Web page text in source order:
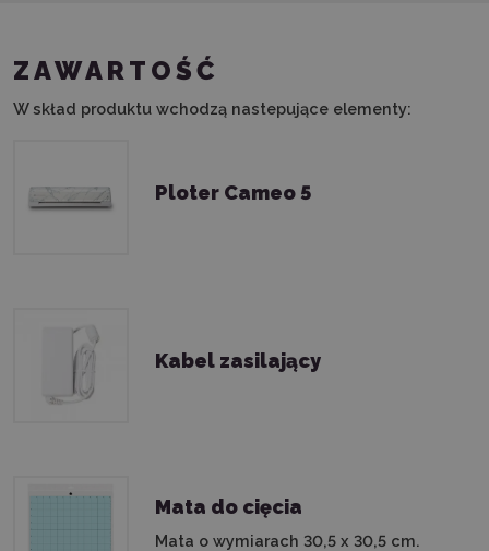
ZAWARTOŚĆ
W skład produktu wchodzą nastepujące elementy:
Ploter Cameo 5
Kabel zasilający
Mata do cięcia
Mata o wymiarach 30,5 x 30,5 cm.